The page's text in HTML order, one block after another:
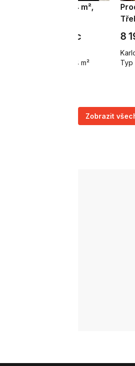
bytu 2+kk 44 m²,
900 Kč za měsíc
byty 2+kk • Plocha 44 m²
8
Typ
Zobrazit